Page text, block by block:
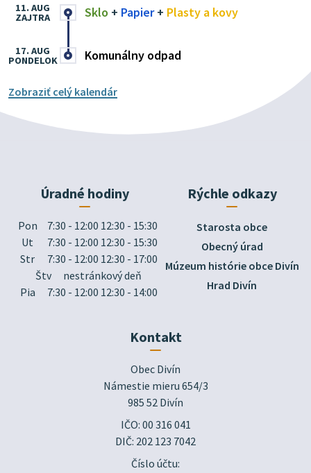
Sklo + Papier+ Plasty a kovy
11. AUG
ZAJTRA
Komunálny odpad
17. AUG
PONDELOK
Zobraziť celý kalendár
Úradné hodiny
Pon
7:30 - 12:00 12:30 - 15:30
Ut
7:30 - 12:00 12:30 - 15:30
Str
7:30 - 12:00 12:30 - 17:00
Štv
nestránkový deň
Pia
7:30 - 12:00 12:30 - 14:00
Rýchle odkazy
Starosta obce
Obecný úrad
Múzeum histórie obce Divín
Hrad Divín
Kontakt
Obec Divín
Námestie mieru 654/3
985 52 Divín
IČO: 00 316 041
DIČ: 202 123 7042
Číslo účtu: